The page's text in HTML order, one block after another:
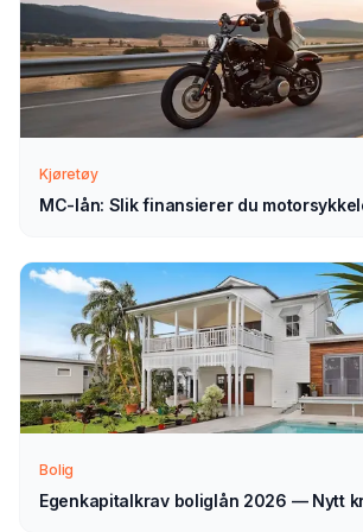
1 Send søknad
Fyll ut vårt enkle skjema — det tar
Velg MC-lån som type.
Vi går gjennom forespørselen din og
veiledning — normalt innen 1–2
3 Velg selv
Sammenlign aktuelle tilbud i ro og
passer deg — helt uforpliktende.
Kjøretøy
MC-lån: Slik finansierer du
Bolig
Egenkapitalkrav boliglån 2026 — Nytt